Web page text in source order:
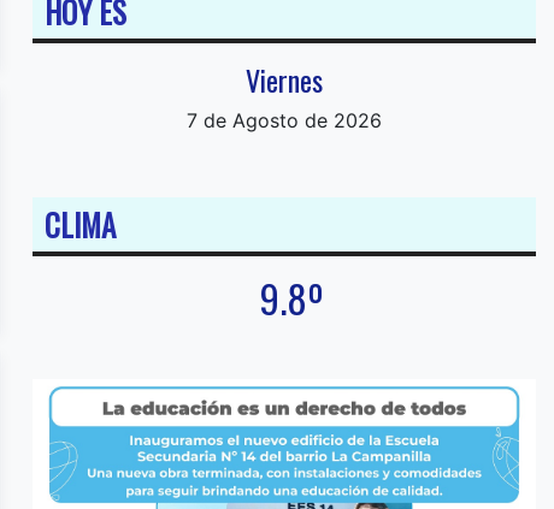
HOY ES
Viernes
7 de Agosto de 2026
CLIMA
9.8º